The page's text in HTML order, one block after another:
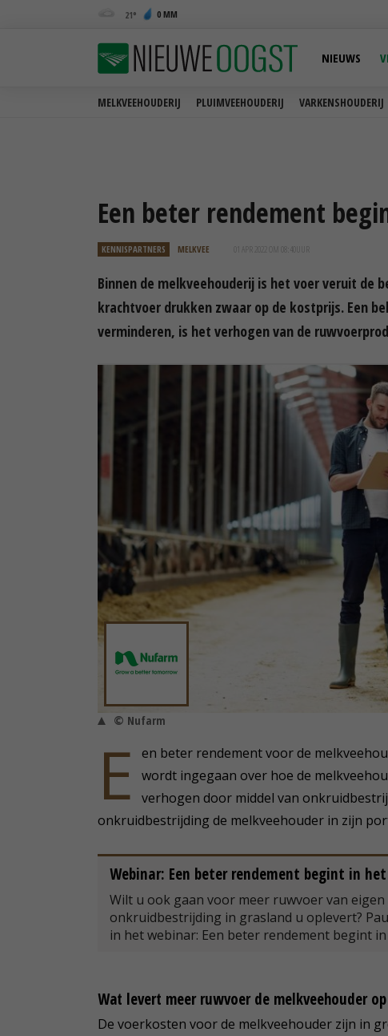
21 0 MM
MELKVEEHOUDERIJ PLUIMVEEHOUDERIJ VARKENSHOUDERIJ
NIEUWS
Een beter rendement
KENNISPARTNERS MELKVEE 01 APR 2022 OM 08:40
Binnen de melkveehouderij is het voer veruit de
krachtvoer drukken zwaar op de kostprijs. Een
verminderen, is het verhogen van de
© Nufarm
E
en beter rendement voor de
wordt ingegaan over hoe de
verhogen door middel van
onkruidbestrijding de melkveehouder in zijn
Webinar: Een beter rendement begint in
Wilt u ook gaan voor meer ruwvoer van
onkruidbestrijding in grasland u oplevert?
in het webinar: Een beter rendement begint
Wat levert meer ruwvoer de melkveehouder
De voerkosten voor de melkveehouder zijn in